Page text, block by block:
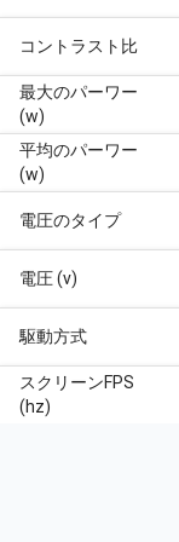
コントラスト比
最大のパーワー
(w)
平均のパーワー
(w)
電圧のタイプ
電圧 (v)
駆動方式
スクリーンFPS
(hz)